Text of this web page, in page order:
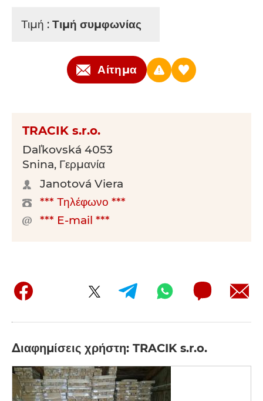
Τιμή : Τιμή συμφωνίας
Αίτημα
TRACIK s.r.o.
Daľkovská 4053
Snina, Γερμανία
Janotová Viera
*** Τηλέφωνο ***
*** E-mail ***
Διαφημίσεις χρήστη: TRACIK s.r.o.